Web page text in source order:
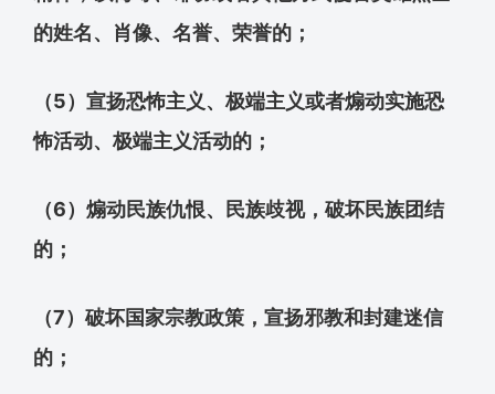
的姓名、肖像、名誉、荣誉的；
（5）宣扬恐怖主义、极端主义或者煽动实施恐
怖活动、极端主义活动的；
（6）煽动民族仇恨、民族歧视，破坏民族团结
的；
（7）破坏国家宗教政策，宣扬邪教和封建迷信
的；